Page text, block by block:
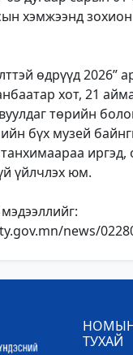
хэмжээнд
өдрүүд 2026”
хот, 21
төрийн
бүх музей
үйлчлэх юм.
news/
ТУХАЙ